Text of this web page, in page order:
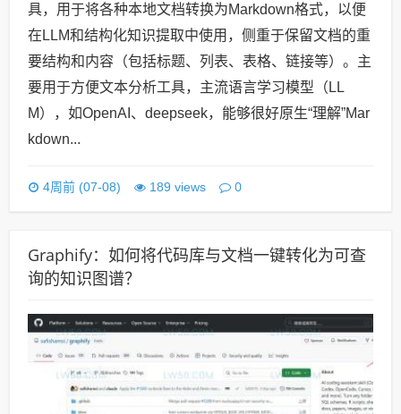
具，用于将各种本地文档转换为Markdown格式，以便
在LLM和结构化知识提取中使用，侧重于保留文档的重
要结构和内容（包括标题、列表、表格、链接等）。主
要用于方便文本分析工具，主流语言学习模型（LL
M），如OpenAI、deepseek，能够很好原生“理解”Mar
kdown...
4周前 (07-08) 189 views 0
Graphify：如何将代码库与文档一键转化为可查
询的知识图谱？